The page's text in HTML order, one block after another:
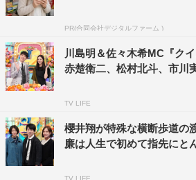
美月
パリオリンピック応援チーム：櫻井
ーヨーク
なにわ男子チーム：大西流星、高橋
いとうあさこチーム：いとうあさこ
ゆうちゃみ
PR(合同会社デジタルファーム )
川島明＆佐々木希MC『ク
赤楚衛二、松村北斗、市川
TV LIFE
櫻井翔が特殊な横断歩道の
廉は人生で初めて指先にと
TV LIFE